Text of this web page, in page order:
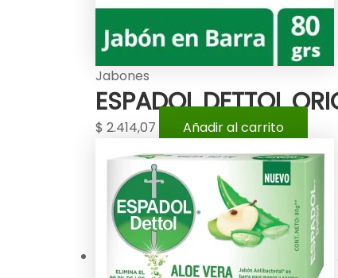
Jabones
ESPADOL DETTOL
$ 2.414,07 Añadir al carrito